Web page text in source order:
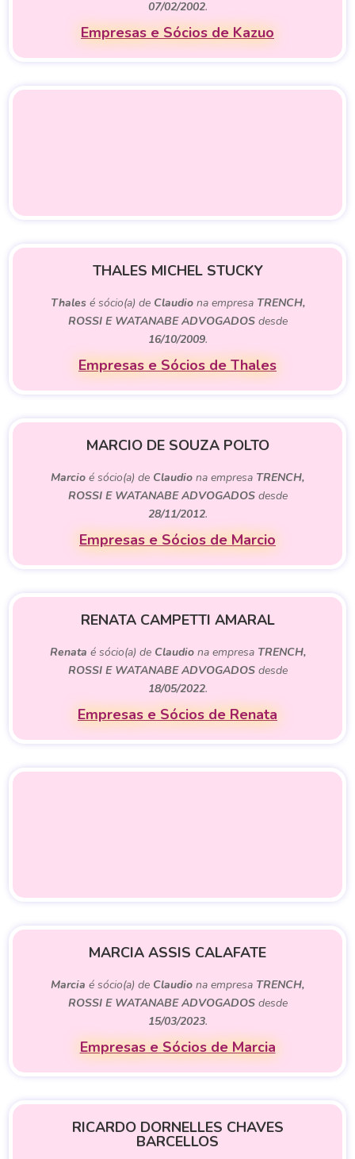
07/02/2002.
Empresas e Sócios de Kazuo
THALES MICHEL STUCKY
Thalesé sócio(a) de Claudiona empresa TRENCH,
ROSSI E WATANABE ADVOGADOSdesde
16/10/2009.
Empresas e Sócios de Thales
MARCIO DE SOUZA POLTO
Marcio é sócio(a) de Claudio na empresa TRENCH,
ROSSI E WATANABE ADVOGADOSdesde
28/11/2012.
Empresas e Sócios de Marcio
RENATA CAMPETTI AMARAL
Renata é sócio(a) de Claudiona empresa TRENCH,
ROSSI E WATANABE ADVOGADOSdesde
18/05/2022.
Empresas e Sócios de Renata
MARCIA ASSIS CALAFATE
Marcia é sócio(a) de Claudio na empresa TRENCH,
ROSSI E WATANABE ADVOGADOSdesde
15/03/2023.
Empresas e Sócios de Marcia
RICARDO DORNELLES CHAVES
BARCELLOS